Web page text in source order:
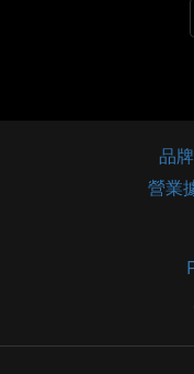
品
營業